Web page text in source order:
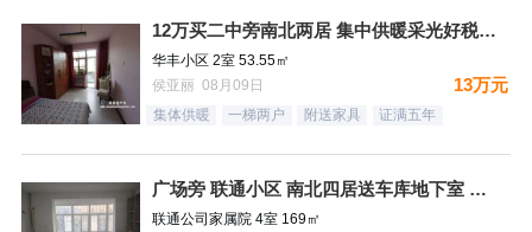
12万买二中旁南北两居 集中供暖采光好税费低
华丰小区 2室 53.55㎡
侯亚丽 08月09日
13万元
集体供暖 一梯两户 附送家具 证满五年
广场旁 联通小区 南北四居送车库地下室 好楼层税费低
联通公司家属院 4室 169㎡